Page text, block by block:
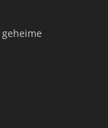
geheime